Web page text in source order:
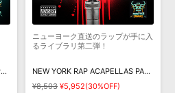
COLIN DALE - DEEP TECHNO PRODUCER
ニューヨーク直送のラップが手に入
るライブラリ第二弾！
NEW YORK RAP ACAPELLAS PART 2
¥8,503 ¥5,952(30%OFF)